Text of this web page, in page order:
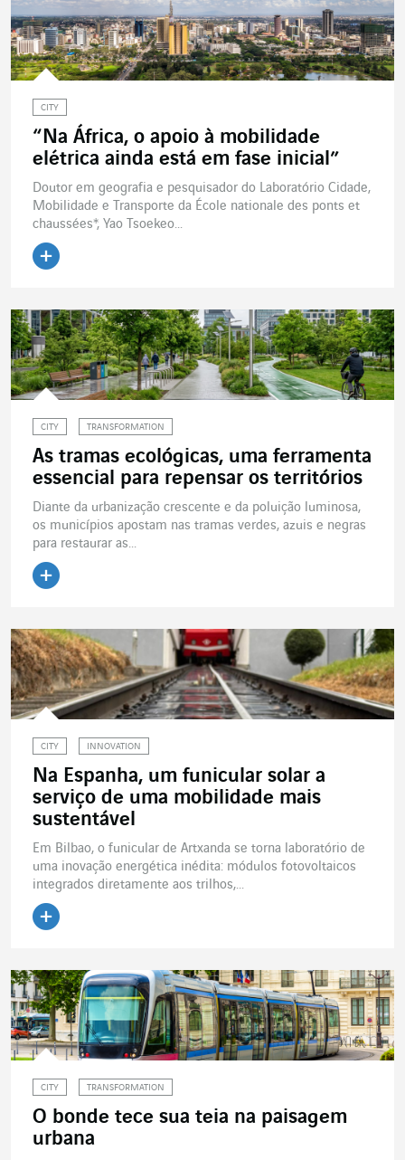
CITY
“Na África, o apoio à mobilidade
elétrica ainda está em fase inicial”
Doutor em geografia e pesquisador do Laboratório Cidade,
Mobilidade e Transporte da École nationale des ponts et
chaussées*, Yao Tsoekeo...
CITY TRANSFORMATION
As tramas ecológicas, uma ferramenta
essencial para repensar os territórios
Diante da urbanização crescente e da poluição luminosa,
os municípios apostam nas tramas verdes, azuis e negras
para restaurar as...
CITY INNOVATION
Na Espanha, um funicular solar a
serviço de uma mobilidade mais
sustentável
Em Bilbao, o funicular de Artxanda se torna laboratório de
uma inovação energética inédita: módulos fotovoltaicos
integrados diretamente aos trilhos,...
CITY TRANSFORMATION
O bonde tece sua teia na paisagem
urbana